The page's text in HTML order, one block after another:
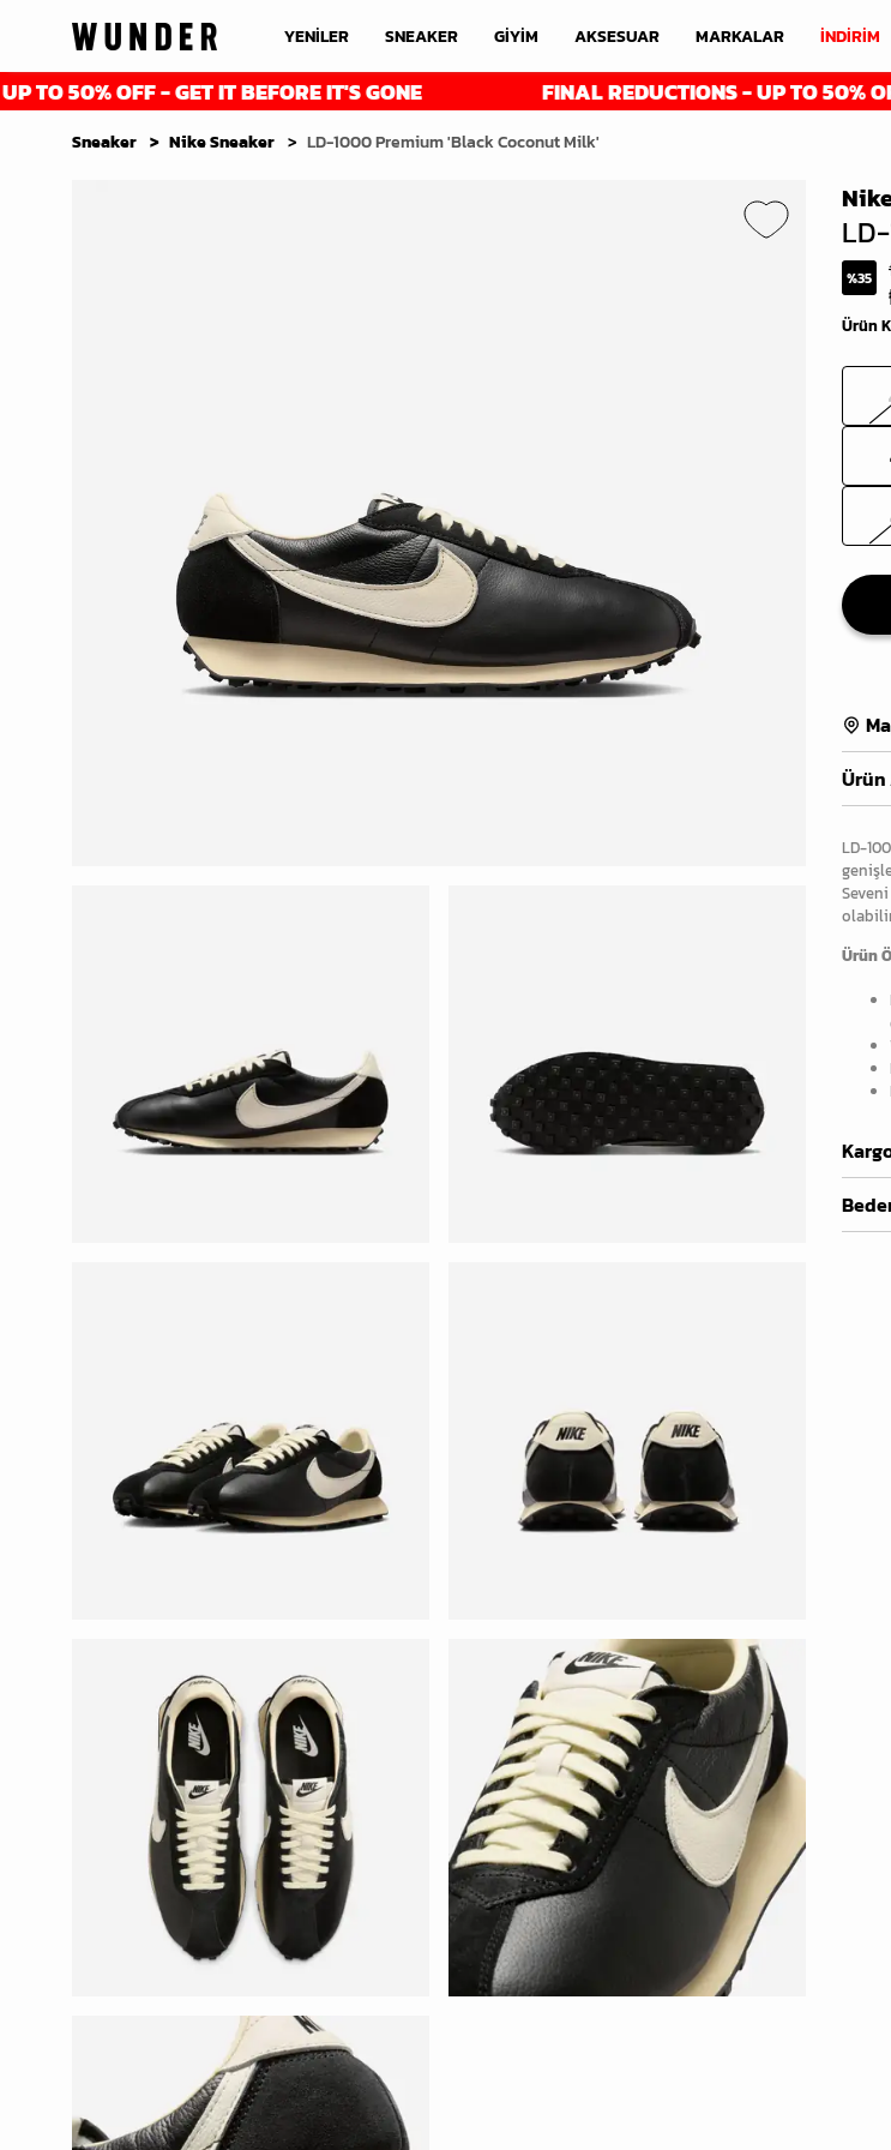
YENİLER SNEAKER GİYİM AKSESUAR MARKALAR İNDİRİM
OFF - GET IT BEFORE IT'S GONE FINAL REDUCTIONS - UP TO 50% OFF -
Sneaker Nike Sneaker LD-1000 Premium 'Black Coconut Milk'
%35
Ürün
Ürün
LD-
Ürün